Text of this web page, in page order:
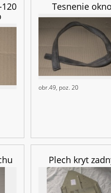
Tesnenie
obr.49, poz. 20
Plech kryt